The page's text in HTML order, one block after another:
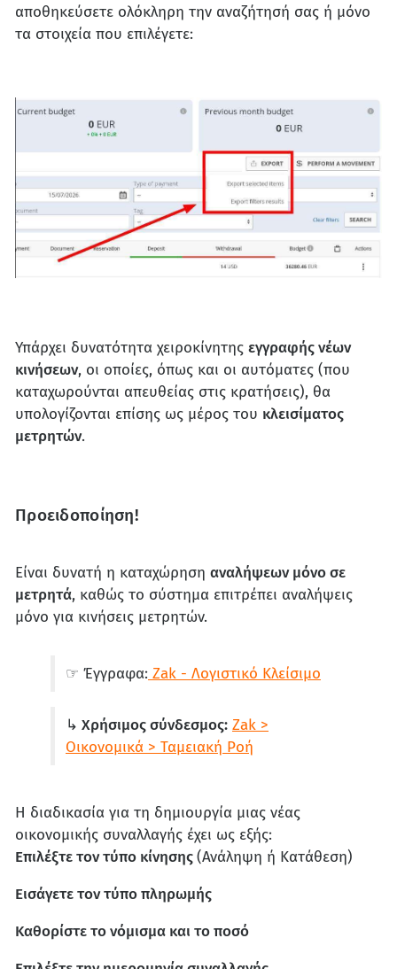
αποθηκεύσετε ολόκληρη την αναζήτησή σας ή μόνο
τα στοιχεία που επιλέγετε:
Υπάρχει δυνατότητα χειροκίνητης εγγραφής νέων
κινήσεων, οι οποίες, όπως και οι αυτόματες (που
καταχωρούνται απευθείας στις κρατήσεις), θα
υπολογίζονται επίσης ως μέρος του κλεισίματος
μετρητών.
Προειδοποίηση!
Είναι δυνατή η καταχώρηση αναλήψεων μόνο σε
μετρητά, καθώς το σύστημα επιτρέπει αναλήψεις
μόνο για κινήσεις μετρητών.
☞ Έγγραφα: Zak - Λογιστικό Κλείσιμο
↳ Χρήσιμος σύνδεσμος: Zak >
Οικονομικά > Ταμειακή Ροή
Η διαδικασία για τη δημιουργία μιας νέας
οικονομικής συναλλαγής έχει ως εξής:
Επιλέξτε τον τύπο κίνησης(Ανάληψη ή Κατάθεση)
Εισάγετε τον τύπο πληρωμής
Καθορίστε το νόμισμα και το ποσό